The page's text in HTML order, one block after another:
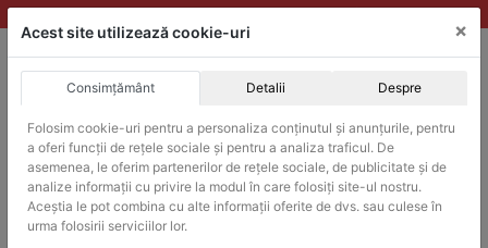
Skip
to
ACHIZITII PUBLICE
Produsele pot fi achizitionate si in sistemul SEAP / SICAP
Products
search
CAUTARE
Acest site utilizează cookie-uri ×
Consimțământ Detalii Despre
Folosim cookie-uri pentru a personaliza conținutul și anunțurile, pentru
a oferi funcții de rețele sociale și pentru a analiza traficul. De
asemenea, le oferim partenerilor de rețele sociale, de publicitate și de
analize informații cu privire la modul în care folosiți site-ul nostru.
Aceștia le pot combina cu alte informații oferite de dvs. sau culese în
urma folosirii serviciilor lor.